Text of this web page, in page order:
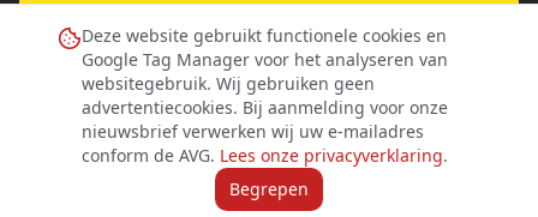
Deze website gebruikt functionele cookies en
Google Tag Manager voor het analyseren van
websitegebruik. Wij gebruiken geen
advertentiecookies. Bij aanmelding voor onze
nieuwsbrief verwerken wij uw e-mailadres
conform de AVG. Lees onze privacyverklaring.
Begrepen
Aanmelden
Ik ga akkoord met de privacyverklaring .
Dorpsplatform Harmelen. Alle rechten voorbehouden.